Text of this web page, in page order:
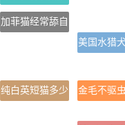
加菲猫经常舔自
美国水猎
纯白英短猫多少
金毛不驱